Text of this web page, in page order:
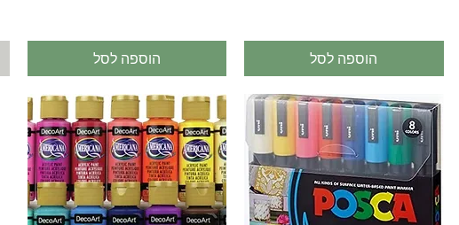
הוספה לסל הוספה לסל